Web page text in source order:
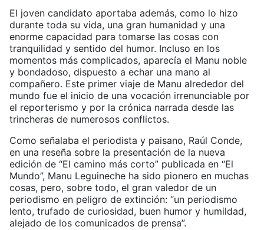
El joven candidato aportaba además, como lo hizo
durante toda su vida, una gran humanidad y una
enorme capacidad para tomarse las cosas con
tranquilidad y sentido del humor. Incluso en los
momentos más complicados, aparecía el Manu noble
y bondadoso, dispuesto a echar una mano al
compañero. Este primer viaje de Manu alrededor del
mundo fue el inicio de una vocación irrenunciable por
el reporterismo y por la crónica narrada desde las
trincheras de numerosos conflictos.
Como señalaba el periodista y paisano, Raúl Conde,
en una reseña sobre la presentación de la nueva
edición de “El camino más corto” publicada en “El
Mundo”, Manu Leguineche ha sido pionero en muchas
cosas, pero, sobre todo, el gran valedor de un
periodismo en peligro de extinción: “un periodismo
lento, trufado de curiosidad, buen humor y humildad,
alejado de los comunicados de prensa”.